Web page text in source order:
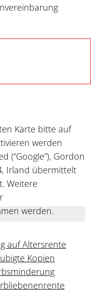
Karte bitte auf
werden
(“Google”), Gordon
Irland übermittelt
Weitere
werden.
auf Altersrente
Kopien